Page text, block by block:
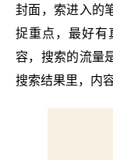
封面，索进入的
捉重点，最好有
容，搜索的流量
搜索结果里，内